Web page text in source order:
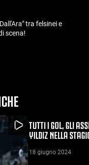
tra felsinei e
scena!
TUTTI I GOL, GLI
YILDIZ NELLA
18 giugno 2024